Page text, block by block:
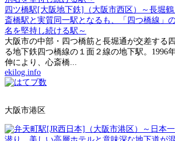
四ツ橋駅[大阪地下鉄]（大阪市西区）～長堀
斎橋駅と実質同一駅となるも、「四つ橋線」
名を堅持し続ける駅～
大阪市の中部・四つ橋筋と長堀通が交差する
る地下鉄四つ橋線の１面２線の地下駅。1996
伸により、心斎橋...
ekilog.info
大阪市港区